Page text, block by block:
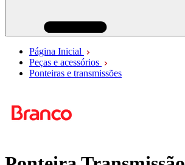
Página Inicial
Peças e acessórios
Ponteiras e transmissões